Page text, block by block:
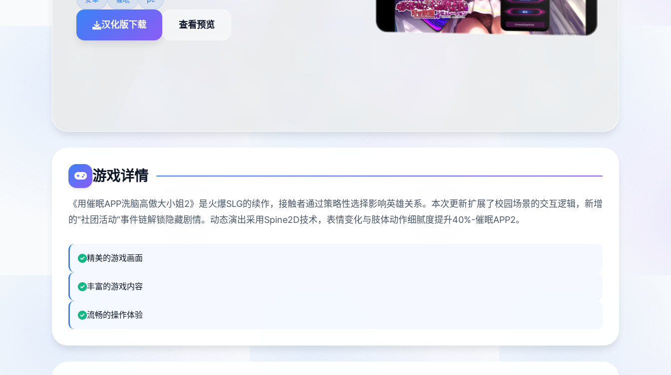
汉化版下载 查看预览
游戏详情
《用催眠APP洗脑高傲大小姐2》是火爆SLG的续作，接触者通过策略性选择影响英雄关系。本次更新扩展了校园场景的交互逻辑，新增
的“社团活动”事件链解锁隐藏剧情。动态演出采用Spine2D技术，表情变化与肢体动作细腻度提升40%-催眠APP2。
精美的游戏画面
丰富的游戏内容
流畅的操作体验